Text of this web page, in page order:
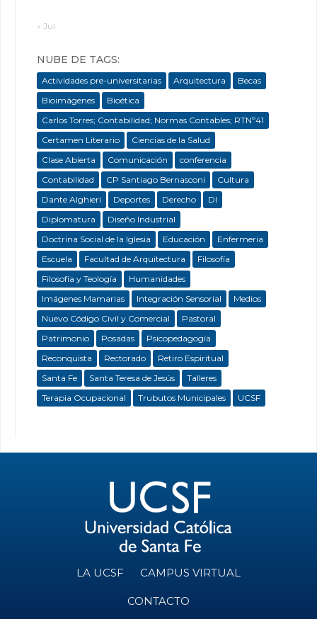
« Jul
NUBE DE TAGS:
Actividades pre-universitarias Arquitectura
Becas
Bioimágenes
Bioética
Carlos Torres; Contabilidad; Normas Contables; RTNº41
Certamen Literario
Ciencias de la Salud
Clase Abierta
Comunicación
conferencia
Contabilidad
CP Santiago Bernasconi
Cultura
Dante Alghieri
Deportes Derecho
DI
Diplomatura
Diseño Industrial
Doctrina Social de la Iglesia
Educación
Enfermeria
Escuela
Facultad de Arquitectura
Filosofía
Filosofía y Teología
Humanidades
Imágenes Mamarias
Integración Sensorial
Medios
Nuevo Código Civil y Comercial
Pastoral
Patrimonio
Posadas
Psicopedagogía
Reconquista
Rectorado
Retiro Espiritual
Santa Fe
Santa Teresa de Jesús
Talleres
Terapia Ocupacional
Trubutos Municipales UCSF
LA UCSF CAMPUS VIRTUAL
CONTACTO